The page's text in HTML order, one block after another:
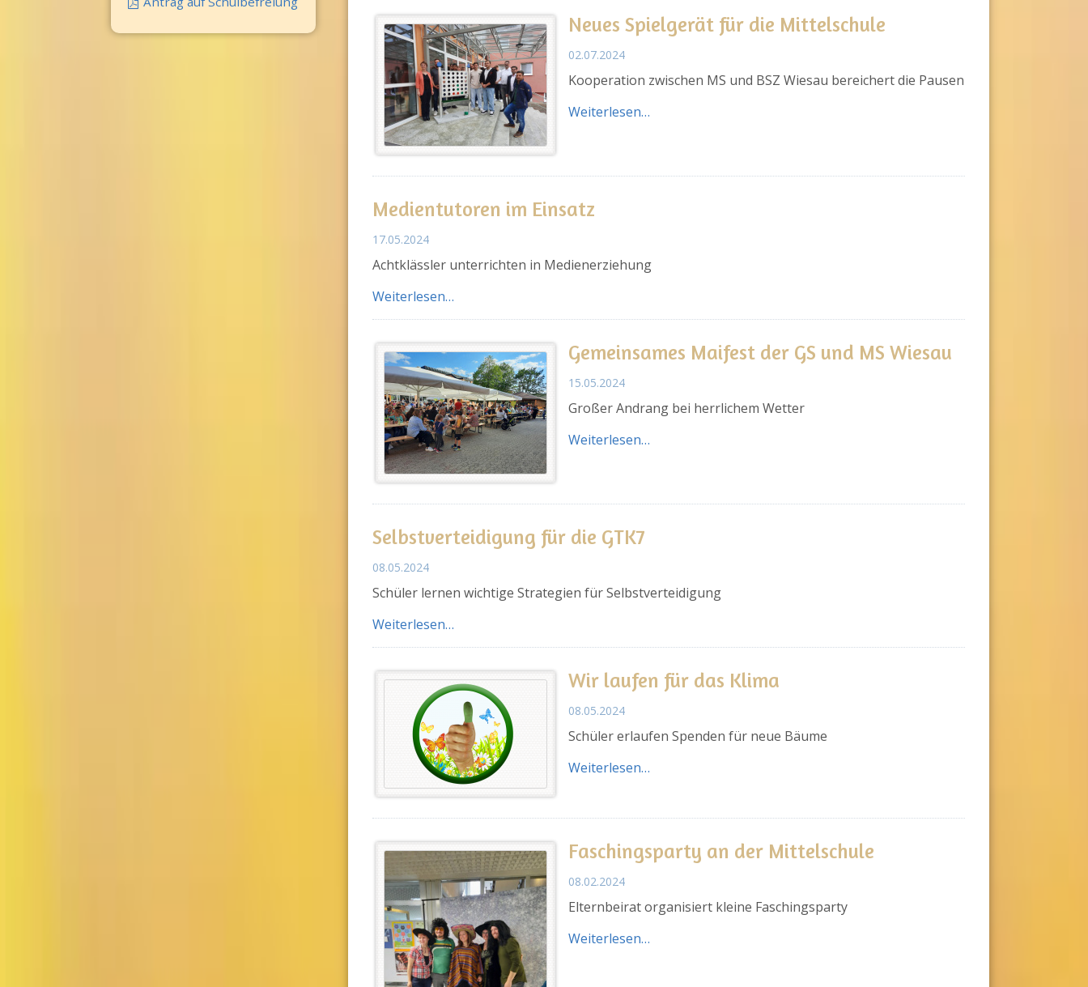
Neues Spielgerät für die Mittelschule
02.07.2024
Kooperation zwischen MS und BSZ Wiesau bereichert die Pausen
Weiterlesen…
Medientutoren im Einsatz
17.05.2024
Achtklässler unterrichten in Medienerziehung
Weiterlesen…
Gemeinsames Maifest der GS und MS Wiesau
15.05.2024
Großer Andrang bei herrlichem Wetter
Weiterlesen…
Selbstverteidigung für die GTK7
08.05.2024
Schüler lernen wichtige Strategien für Selbstverteidigung
Weiterlesen…
Wir laufen für das Klima
08.05.2024
Schüler erlaufen Spenden für neue Bäume
Weiterlesen…
Faschingsparty an der Mittelschule
08.02.2024
Elternbeirat organisiert kleine Faschingsparty
Weiterlesen…